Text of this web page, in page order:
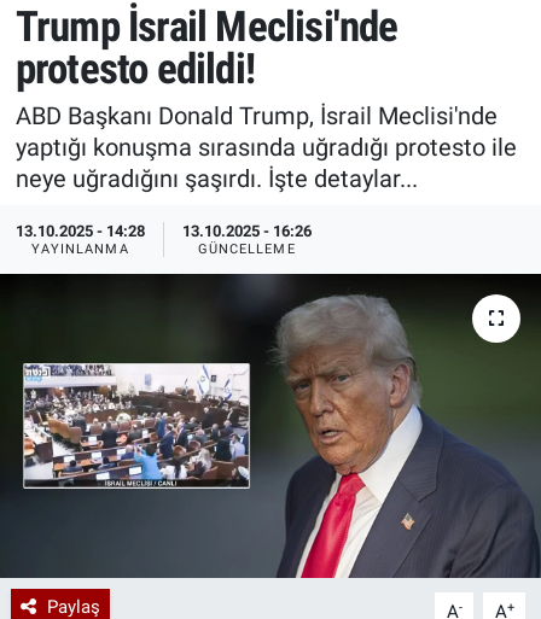
Trump İsrail Meclisi'nde
protesto edildi!
ABD Başkanı Donald Trump, İsrail Meclisi'nde
yaptığı konuşma sırasında uğradığı protesto ile
neye uğradığını şaşırdı. İşte detaylar...
13.10.2025 - 14:28
YAYINLANMA
13.10.2025 - 16:26
GÜNCELLEME
Paylaş A- A+
Erişim Bilgileri
Ekonomi
Trend
Yazarlar
Erişim Bilgileri
Spor
Ekonomi
Medya
Kadın
Erişim Bilgileri
Teknoloji
Erişim Bilgileri
Tüm Manşetler
Son Dakika Haberleri